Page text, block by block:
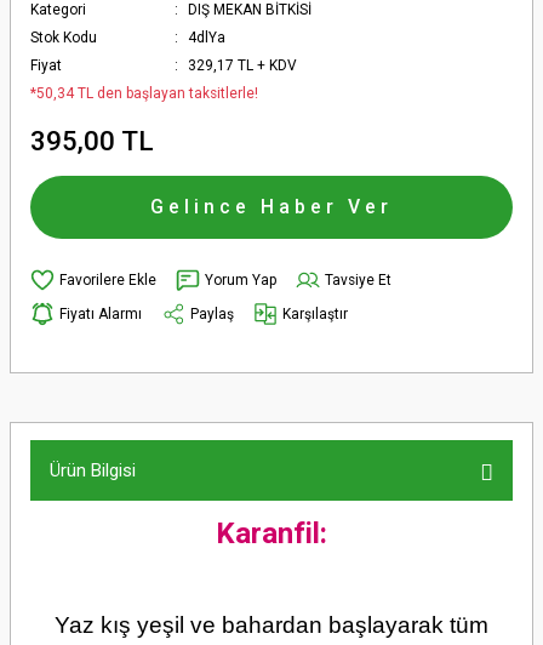
Kategori
DIŞ MEKAN BİTKİSİ
Stok Kodu
4dlYa
Fiyat
329,17 TL + KDV
*50,34 TL den başlayan taksitlerle!
395,00 TL
Gelince Haber Ver
Yorum Yap
Tavsiye Et
Fiyatı Alarmı
Paylaş Karşılaştır
Ürün Bilgisi
Karanfil:
Yaz kış yeşil ve bahardan başlayarak tüm